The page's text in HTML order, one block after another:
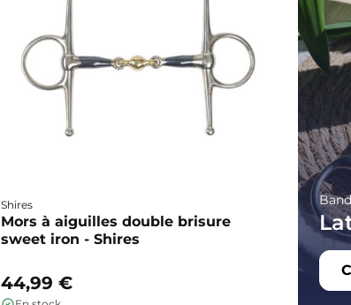
Shires
Mors à aiguilles double brisure
sweet iron - Shires
44,99 €